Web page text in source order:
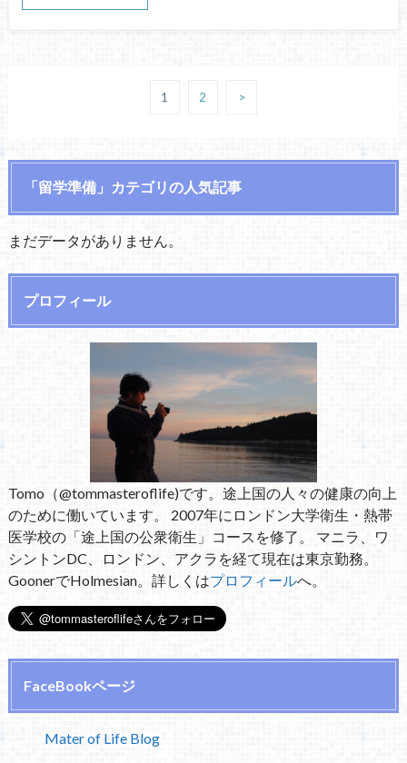
1 2 >
「留学準備」カテゴリの人気記事
まだデータがありません。
プロフィール
Tomo（@tommasteroflife)です。途上国の人々の健康の向上
のために働いています。 2007年にロンドン大学衛生・熱帯
医学校の「途上国の公衆衛生」コースを修了。 マニラ、ワ
シントンDC、ロンドン、アクラを経て現在は東京勤務。
GoonerでHolmesian。詳しくはプロフィールへ。
FaceBookページ
Mater of Life Blog